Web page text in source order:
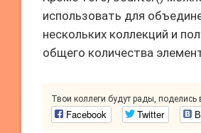
использовать для
нескольких коллекций и
общего количества
Твои коллеги будут рады, поделись
Facebook Twitter